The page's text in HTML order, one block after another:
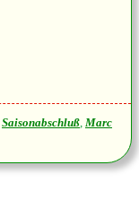
Saisonabschluß, Marc